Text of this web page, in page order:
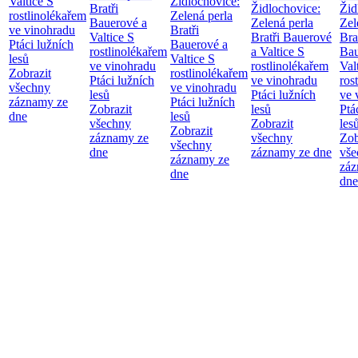
rostlinolékařem
ve vinohradu
Ptáci lužních
lesů
Zobrazit
všechny
záznamy ze
dne
Bratři
Bauerové a
Valtice S
rostlinolékařem
ve vinohradu
Ptáci lužních
lesů
Zobrazit
všechny
záznamy ze
dne
Zelená perla
Bratři
Bauerové a
Valtice S
rostlinolékařem
ve vinohradu
Ptáci lužních
lesů
Zobrazit
všechny
záznamy ze
dne
Židlochovice:
Zelená perla
Bratři Bauerové
a Valtice S
rostlinolékařem
ve vinohradu
Ptáci lužních
lesů
Zobrazit
všechny
záznamy ze dne
ve
dne